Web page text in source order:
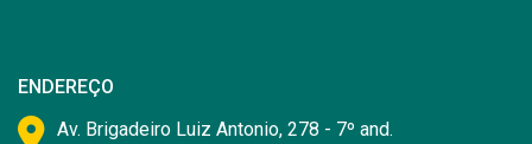
ENDEREÇO
Av. Brigadeiro Luiz Antonio, 278 - 7º and.